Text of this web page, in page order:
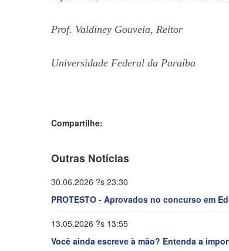
Prof. Valdiney Gouveia, Reitor
Universidade Federal da Paraíba
Compartilhe:
Outras Notícias
30.06.2026 ?s 23:30
PROTESTO - Aprovados no concurso em
13.05.2026 ?s 13:55
Você ainda escreve à mão? Entenda a